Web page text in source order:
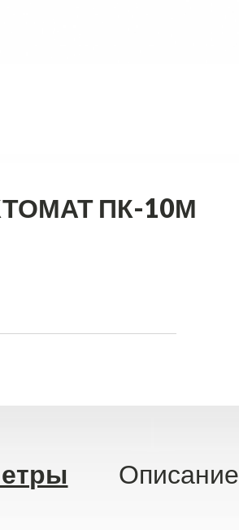
ПК-10М
Описание